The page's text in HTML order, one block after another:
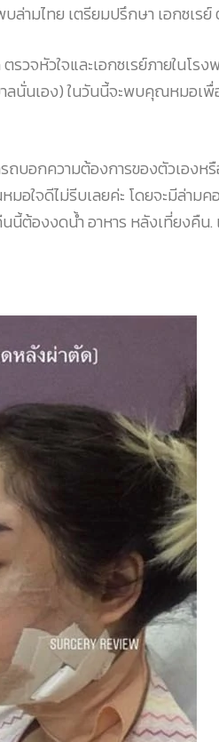
ามไทย เตรียมปรึกษา เอกซเรย์
วจหัวใจและเอกซเรย์ภายในโร
ลนั่นเอง) ในวันนี้จะพบคุณหมอเ
ถบอกความต้องการของตัวเอง
หมอใจดีไม่รีบเลยค่ะ โดยจะมีล่า
นี้ต้องงดน้ำ อาหาร หลังเที่ยงคืน